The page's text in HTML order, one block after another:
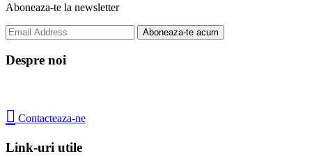
Aboneaza-te la newsletter
Despre noi
 Contacteaza-ne
Link-uri utile